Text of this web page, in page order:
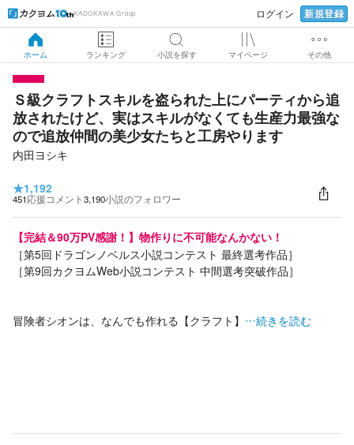
KADOKAWA Group ログイン 新規登録
ホーム ランキング 小説を探す マイページ その他
Ｓ級クラフトスキルを盗られた上にパーティから追
放されたけど、実はスキルがなくても生産力最強な
ので追放仲間の美少女たちと工房やります
内田ヨシキ
★1,192
451応援コメント3,190小説のフォロワー
【完結＆90万PV感謝！】物作りに不可能なんかない！
［第5回ドラゴンノベルス小説コンテスト 最終選考作品］
［第9回カクヨムWeb小説コンテスト 中間選考突破作品］
冒険者シオンは、なんでも作れる【クラフト】 …続きを読む